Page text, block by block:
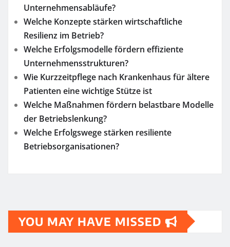
Unternehmensabläufe?
Welche Konzepte stärken wirtschaftliche
Resilienz im Betrieb?
Welche Erfolgsmodelle fördern effiziente
Unternehmensstrukturen?
Wie Kurzzeitpflege nach Krankenhaus für ältere
Patienten eine wichtige Stütze ist
Welche Maßnahmen fördern belastbare Modelle
der Betriebslenkung?
Welche Erfolgswege stärken resiliente
Betriebsorganisationen?
YOU MAY HAVE MISSED